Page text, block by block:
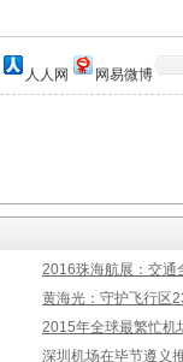
人人网 网易微博
2016珠海航展：交通
黄海光：守护飞行区
2015年全球最繁忙机
深圳机场在毕节遵义